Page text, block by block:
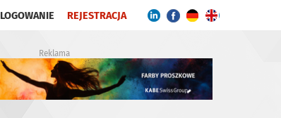
LOGOWANIE REJESTRACJA
Reklama